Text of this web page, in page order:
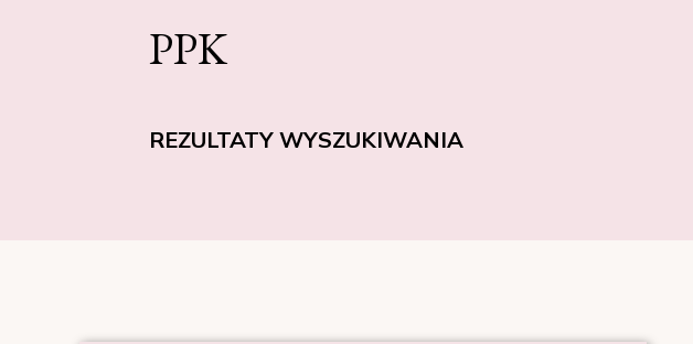
REZULTATY WYSZUKIWANIA
PPK